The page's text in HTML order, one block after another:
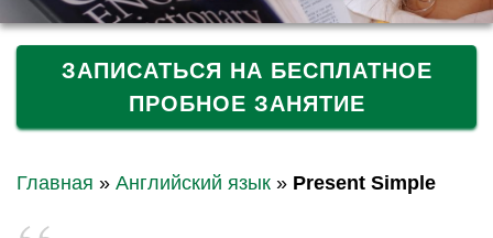
ЗАПИСАТЬСЯ НА БЕСПЛАТНОЕ
ПРОБНОЕ ЗАНЯТИЕ
Главная » Английский язык » Present Simple